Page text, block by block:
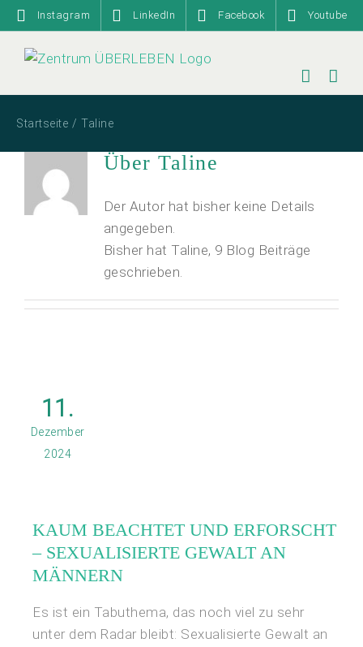
Zum
Inhalt
springen
Instagram LinkedIn Facebook Youtube
Startseite Taline
Über Taline
Der Autor hat bisher keine Details
angegeben.
Bisher hat Taline, 9 Blog Beiträge
geschrieben.
11.
Dezember
2024
KAUM BEACHTET UND ERFORSCHT
– SEXUALISIERTE GEWALT AN
MÄNNERN
Es ist ein Tabuthema, das noch viel zu sehr
unter dem Radar bleibt: Sexualisierte Gewalt an